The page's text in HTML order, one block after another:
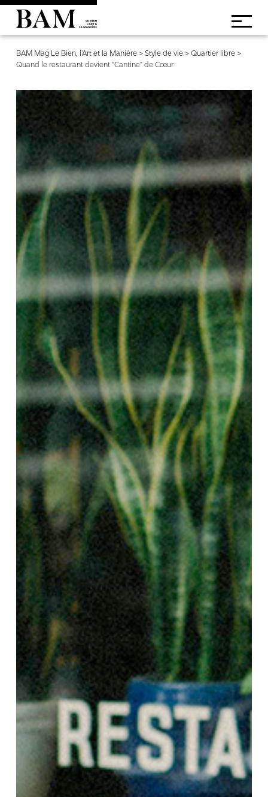
BAM Mag Le Bien, l'Art et la Manière >Style de vie >Quartier libre >
Quand le restaurant devient “Cantine” de Cœur